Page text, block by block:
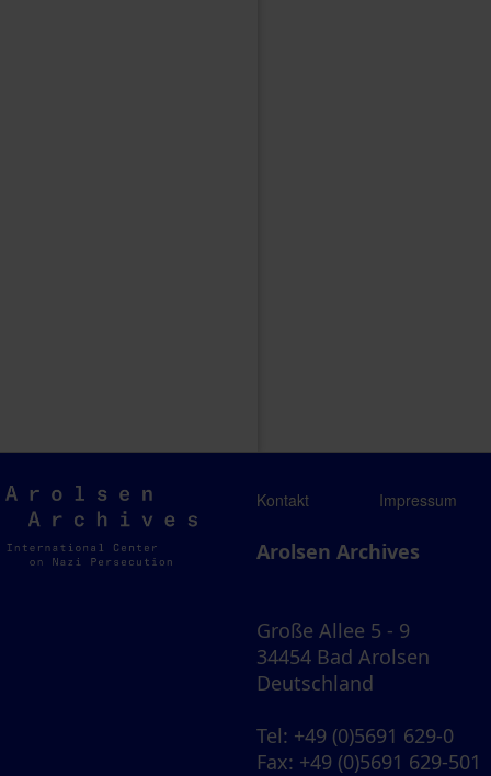
Arolsen
Archives
Kontakt Impressum
Arolsen Archives
Große Allee 5 - 9
34454 Bad Arolsen
Deutschland
Tel: +49 (0)5691 629-0
Fax: +49 (0)5691 629-501